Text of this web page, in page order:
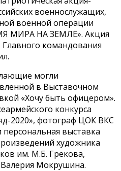
военнослужащих,
военной операции
МИРА НА ЗЕМЛЕ». Акция
командования
могли
в Выставочном
«Хочу быть офицером».
конкурса
2020», фотограф ЦОК ВКС
выставка
художника
им. М.Б. Грекова,
Мокрушина.